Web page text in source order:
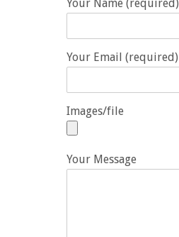
Your Name (required)
Your Email (required)
Images/file
Your Message